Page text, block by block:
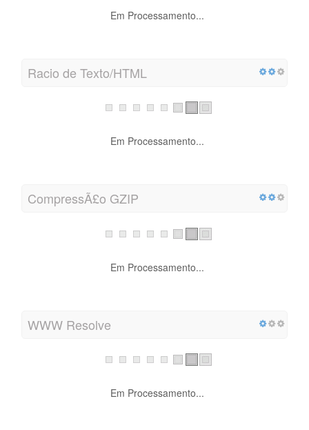
Em Processamento...
Racio de Texto/HTML
Em Processamento...
CompressÃ£o GZIP
Em Processamento...
WWW Resolve
Em Processamento...